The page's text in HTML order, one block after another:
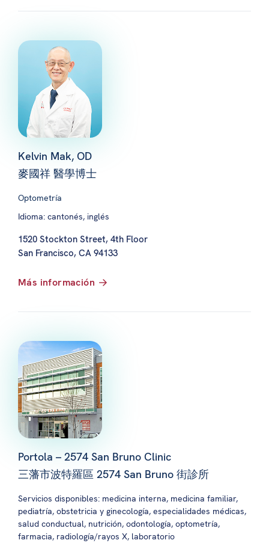
Kelvin Mak, OD
麥國祥 醫學博士
Optometría
Idioma: cantonés, inglés
1520 Stockton Street, 4th Floor
San Francisco, CA 94133
Más información
Portola – 2574 San Bruno Clinic
三藩市波特羅區 2574 San Bruno 街診所
Servicios disponibles: medicina interna, medicina familiar,
pediatría, obstetricia y ginecología, especialidades médicas,
salud conductual, nutrición, odontología, optometría,
farmacia, radiología/rayos X, laboratorio